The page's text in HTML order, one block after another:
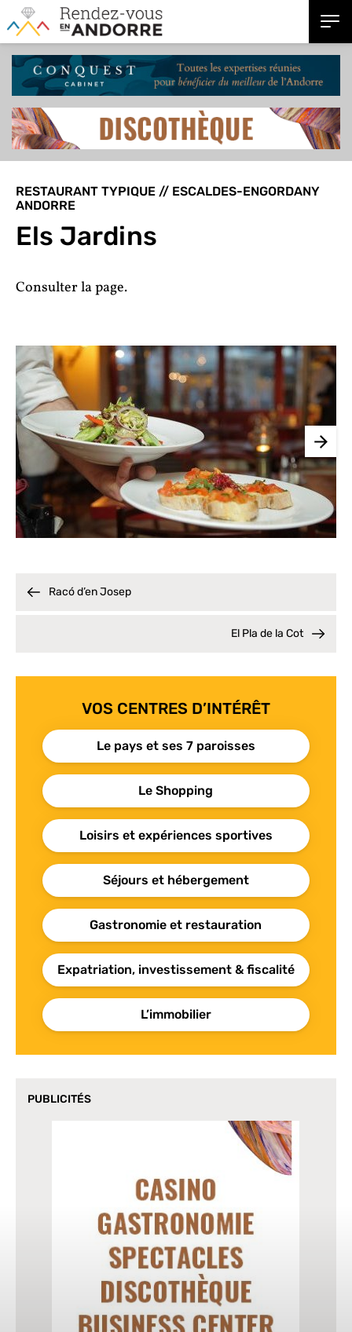
RESTAURANT TYPIQUE // ESCALDES-ENGORDANY
ANDORRE
Els Jardins
Consulter la page.
Racó d’en Josep
El Pla de la Cot
VOS CENTRES D’INTÉRÊT
Le pays et ses 7 paroisses
Le Shopping
Loisirs et expériences sportives
Séjours et hébergement
Gastronomie et restauration
Expatriation, investissement & fiscalité
L’immobilier
PUBLICITÉS